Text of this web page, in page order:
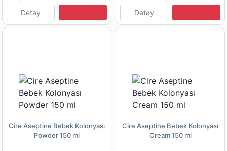
Detay Detay
Cire Aseptine Bebek Kolonyası
Powder 150 ml
Cire Aseptine Bebek Kolonyası
Cream 150 ml